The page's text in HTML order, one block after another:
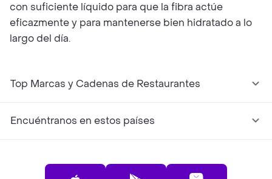
con suficiente líquido para que la fibra actúe
eficazmente y para mantenerse bien hidratado a lo
largo del día.
Top Marcas y Cadenas de Restaurantes
Encuéntranos en estos países